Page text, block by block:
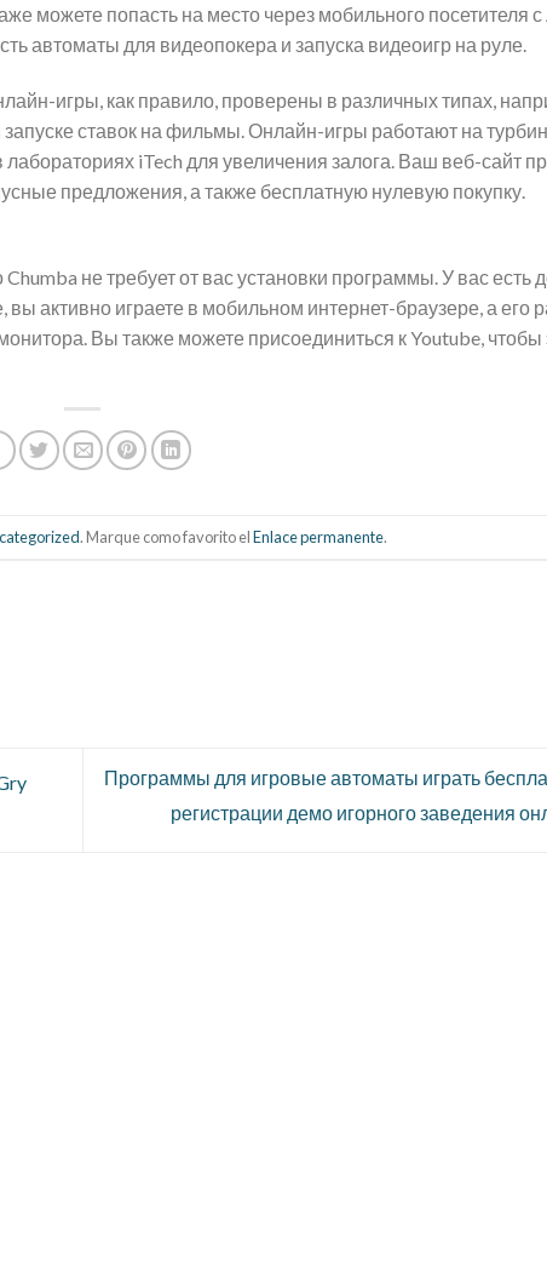
можете попасть на место через мобильного посетителя с
автоматы для видеопокера и запуска видеоигр на руле.
игры, как правило, проверены в различных типах,
ставок на фильмы. Онлайн-игры работают на
iTech для увеличения залога. Ваш веб-сайт
предложения, а также бесплатную нулевую покупку.
не требует от вас установки программы. У вас есть
активно играете в мобильном интернет-браузере, а его
Вы также можете присоединиться к Youtube, чтобы
. Marque como favorito elEnlace permanente.
Программы для игровые автоматы играть
регистрации демо игорного заведения